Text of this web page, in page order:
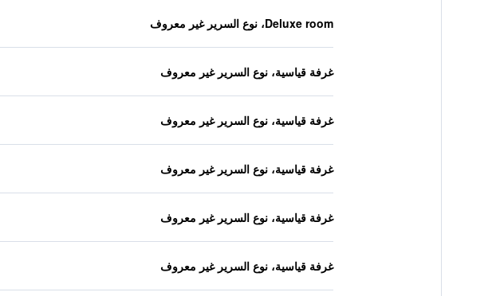
Deluxe room، نوع السرير غير معروف
غرفة قياسية، نوع السرير غير معروف
غرفة قياسية، نوع السرير غير معروف
غرفة قياسية، نوع السرير غير معروف
غرفة قياسية، نوع السرير غير معروف
غرفة قياسية، نوع السرير غير معروف